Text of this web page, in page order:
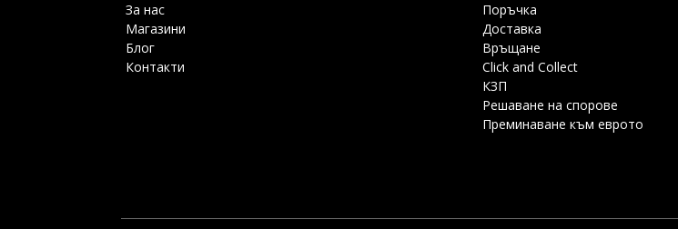
За нас
Магазини
Блог
Контакти
Поръчка
Доставка
Връщане
Click and Collect
КЗП
Решаване на спорове
Преминаване към еврото